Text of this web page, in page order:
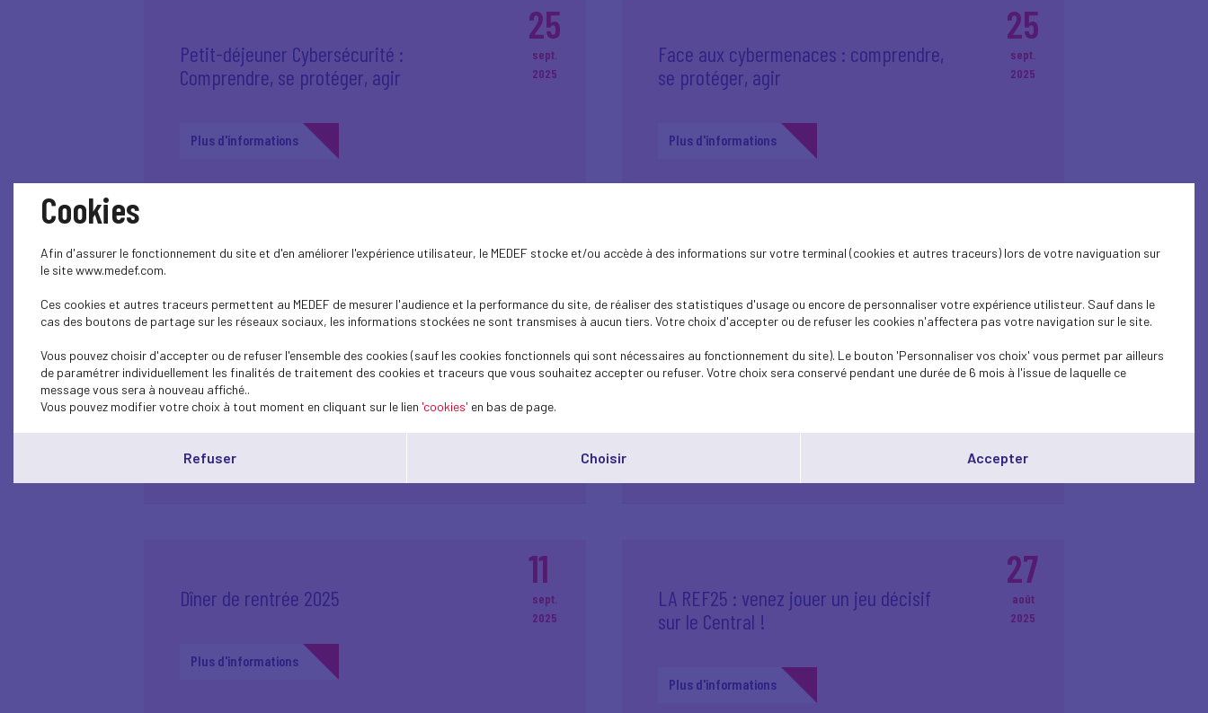
25
sept.
2025
Petit-déjeuner Cybersécurité :
Comprendre, se protéger, agir
Plus d'informations
25
sept.
2025
Face aux cybermenaces : comprendre,
se protéger, agir
Plus d'informations
22
sept.
DORA : Un précurseur pour le règlement
qui succèdera à NIS2 ?
Plus d'informations
20
sept.
Golf & solidarité : swinguez pour la
recherche contre le cancer pédiatrique
11
sept.
2025
Dîner de rentrée 2025
Plus d'informations
27
août
2025
LA REF25 : venez jouer un jeu décisif
sur le Central !
Plus d'informations
Cookies
Afin d'assurer le fonctionnement du site et d'en améliorer l'expérience utilisateur, le MEDEF stocke et/ou accède à des informations sur votre terminal (cookies et autres traceurs) lors de votre naviguation sur
le site www.medef.com.
Ces cookies et autres traceurs permettent au MEDEF de mesurer l'audience et la performance du site, de réaliser des statistiques d'usage ou encore de personnaliser votre expérience utilisteur. Sauf dans le
cas des boutons de partage sur les réseaux sociaux, les informations stockées ne sont transmises à aucun tiers. Votre choix d'accepter ou de refuser les cookies n'affectera pas votre navigation sur le site.
Vous pouvez choisir d'accepter ou de refuser l'ensemble des cookies (sauf les cookies fonctionnels qui sont nécessaires au fonctionnement du site). Le bouton 'Personnaliser vos choix' vous permet par ailleurs
de paramétrer individuellement les finalités de traitement des cookies et traceurs que vous souhaitez accepter ou refuser. Votre choix sera conservé pendant une durée de 6 mois à l'issue de laquelle ce
message vous sera à nouveau affiché..
Vous pouvez modifier votre choix à tout moment en cliquant sur le lien 'cookies' en bas de page.
Refuser Choisir Accepter